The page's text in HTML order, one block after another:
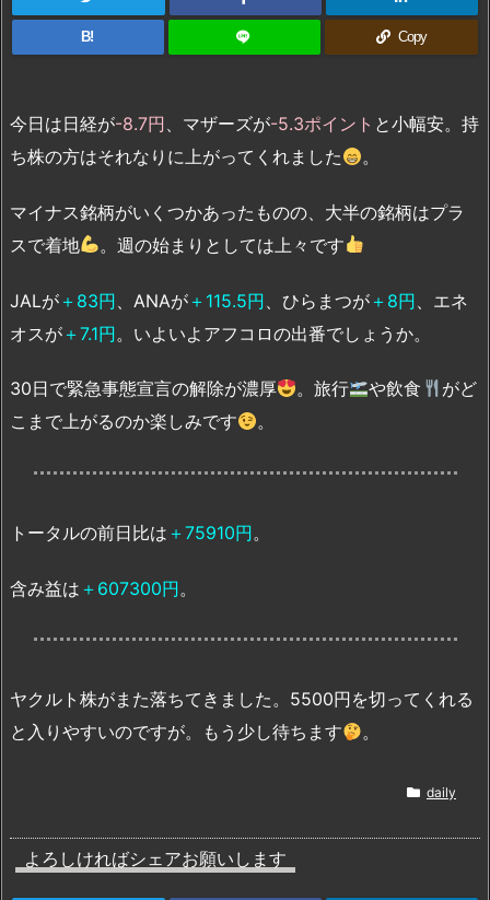
B! Copy
今日は日経が-8.7円 、マザーズが-5.3ポイント と小幅安。持
ち株の方はそれなりに上がってくれました
。
マイナス銘柄がいくつかあったものの、大半の銘柄はプラ
スで着地
。週の始まりとしては上々です
JALが ＋83円 、ANAが ＋115.5円 、ひらまつが ＋8円 、エネ
オスが ＋7.1円。いよいよアフコロの出番でしょうか。
30日で緊急事態宣言の解除が濃厚 。旅行 や飲食
がど
こまで上がるのか楽しみです
。
トータルの前日比は ＋75910円。
含み益は ＋607300円。
ヤクルト株がまた落ちてきました。5500円を切ってくれる
と入りやすいのですが。もう少し待ちます
。
daily
よろしければシェアお願いします